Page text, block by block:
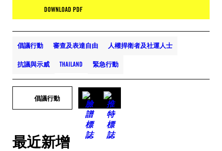
DOWNLOAD PDF
倡議行動 審查及表達自由 人權捍衛者及社運人士
抗議與示威 THAILAND 緊急行動
倡議行動
最近新增